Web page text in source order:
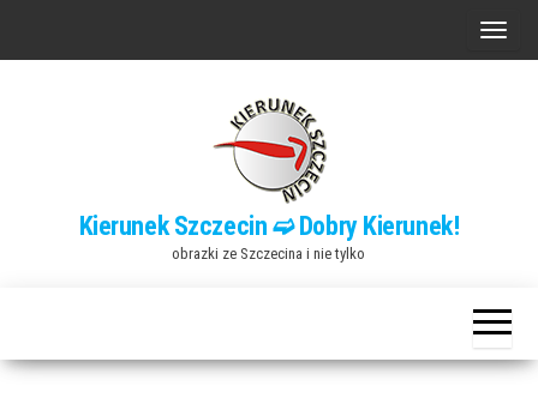
P
n
a
w
Kierunek Szczecin ➫ Dobry Kierunek!
obrazki ze Szczecina i nie tylko